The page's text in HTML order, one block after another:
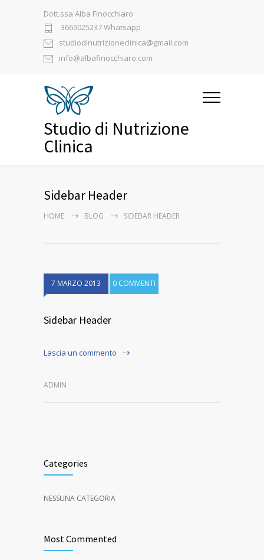
Dott.ssa Alba Finocchiaro
3669025237 Whatsapp
studiodinutrizioneclinica@gmail.com
info@albafinocchiaro.com
Studio di Nutrizione
Clinica
Sidebar Header
HOME BLOG SIDEBAR HEADER
7 MARZO 2013 0 COMMENTI
Sidebar Header
Lascia un commento
ADMIN
Categories
NESSUNA CATEGORIA
Most Commented